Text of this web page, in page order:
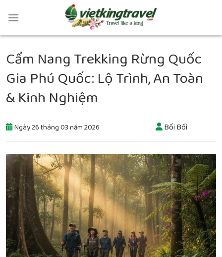
Cẩm Nang Trekking Rừng Quốc
Gia Phú Quốc: Lộ Trình, An Toàn
& Kinh Nghiệm
Ngày 26 tháng 03 năm 2026 Bối Bối